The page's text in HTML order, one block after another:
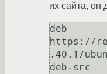
их сайта, он
deb
https://
.40.1/
deb-src